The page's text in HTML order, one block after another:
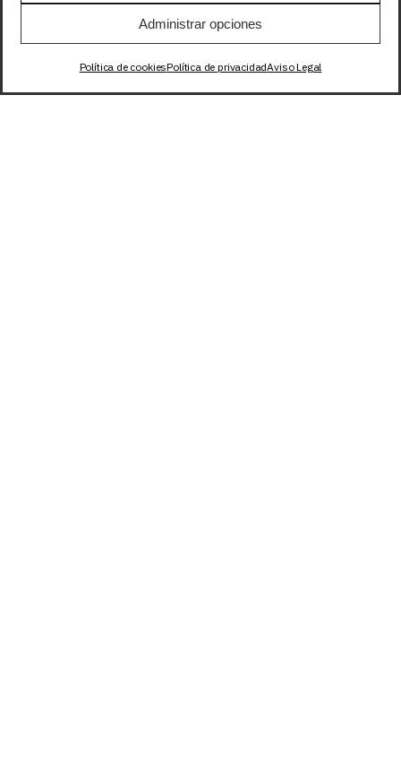
Administrar opciones
Política de cookiesPolítica de privacidadAviso Legal